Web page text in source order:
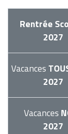
Rentrée
2027
Vacances
2027
Vacances
2027